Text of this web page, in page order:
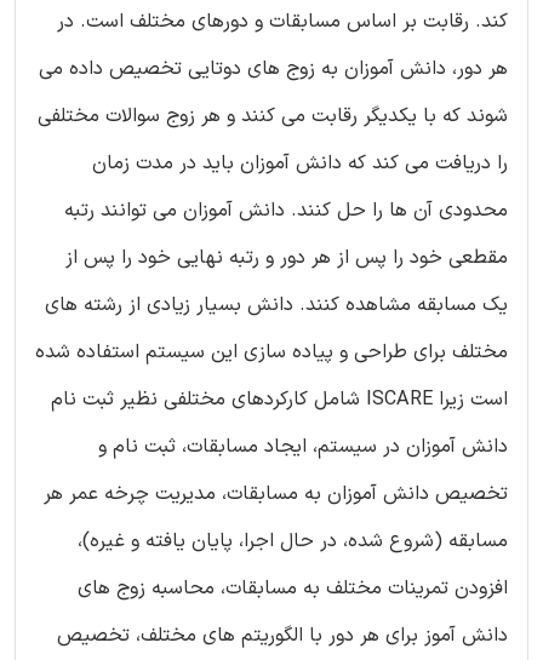
کند. رقابت بر اساس مسابقات و دورهای مختلف است. در
هر دور، دانش آموزان به زوج های دوتایی تخصیص داده می
شوند که با یکدیگر رقابت می کنند و هر زوج سوالات مختلفی
را دریافت می کند که دانش آموزان باید در مدت زمان
محدودی آن ها را حل کنند. دانش آموزان می توانند رتبه
مقطعی خود را پس از هر دور و رتبه نهایی خود را پس از
یک مسابقه مشاهده کنند. دانش بسیار زیادی از رشته های
مختلف برای طراحی و پیاده سازی این سیستم استفاده شده
است زیرا ISCARE شامل کارکردهای مختلفی نظیر ثبت نام
دانش آموزان در سیستم، ایجاد مسابقات، ثبت نام و
تخصیص دانش آموزان به مسابقات، مدیریت چرخه عمر هر
مسابقه (شروع شده، در حال اجرا، پایان یافته و غیره)،
افزودن تمرینات مختلف به مسابقات، محاسبه زوج های
دانش آموز برای هر دور با الگوریتم های مختلف، تخصیص